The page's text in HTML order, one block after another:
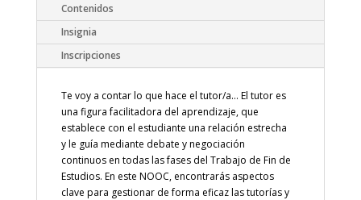
Contenidos
Insignia
Inscripciones
Te voy a contar lo que hace el tutor/a… El tutor es
una figura facilitadora del aprendizaje, que
establece con el estudiante una relación estrecha
y le guía mediante debate y negociación
continuos en todas las fases del Trabajo de Fin de
Estudios. En este NOOC, encontrarás aspectos
clave para gestionar de forma eficaz las tutorías y